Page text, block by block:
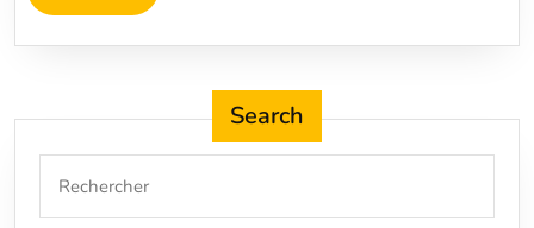
More
Search
for: